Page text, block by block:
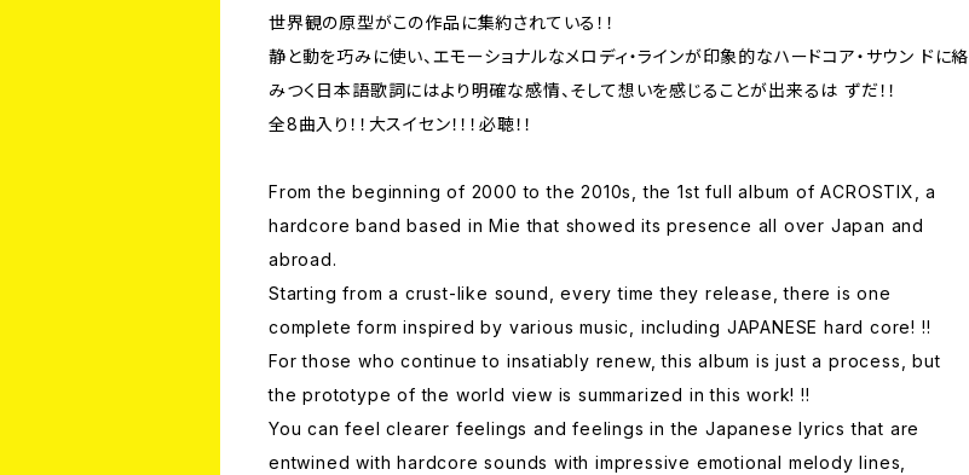
世界観の原型がこの作品に集約されている！！
静と動を巧みに使い、エモーショナルなメロディ・ラインが印象的なハードコア・サウン ドに絡
みつく日本語歌詞にはより明確な感情、そして想いを感じることが出来るは ずだ！！
全8曲入り！！大スイセン！！！必聴！！
From the beginning of 2000 to the 2010s, the 1st full album of ACROSTIX, a
hardcore band based in Mie that showed its presence all over Japan and
abroad.
Starting from a crust-like sound, every time they release, there is one
complete form inspired by various music, including JAPANESE hard core! !!
For those who continue to insatiably renew, this album is just a process, but
the prototype of the world view is summarized in this work! !!
You can feel clearer feelings and feelings in the Japanese lyrics that are
entwined with hardcore sounds with impressive emotional melody lines,